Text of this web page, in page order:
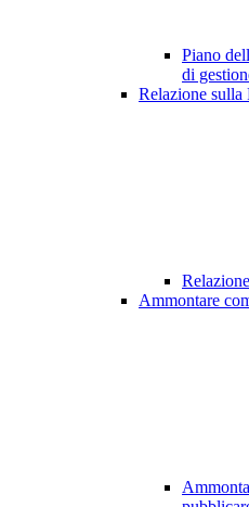
Piano
di
Relazione sulla
Ammontare